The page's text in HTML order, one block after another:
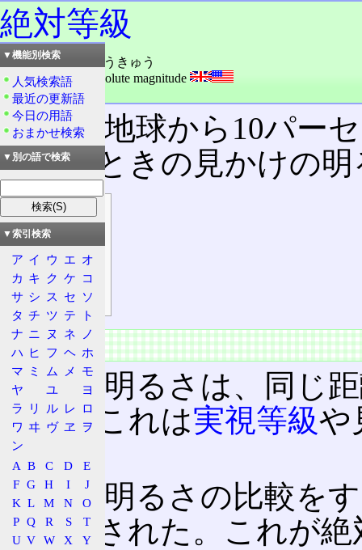
絶対等級
読み：ぜったいとうきゅう
外語：A. Mag.: absolute magnitude
品詞：名詞
天体が地球から10パー
定したときの見かけの
目次
概要
特徴
計算方法
順位
概要
天体の明るさは、同じ
える。これは実視等級や
る。
天体の明るさの比較を
が定義された。これが
▼機能別検索
人気検索語
最近の更新語
今日の用語
おまかせ検索
▼別の語で検索
▼索引検索
ア イ ウ エ オ
カ キ ク ケ コ
サ シ ス セ ソ
タ チ ツ テ
ト
ナ ニ ヌ ネ
ノ
ハ ヒ フ ヘ ホ
マ ミ ム メ
モ
ヤ
ユ
ヨ
ラ
リ ル レ ロ
ワ ヰ ヴ ヱ
ヲ
ン
A B C D
E
F G H I
J
K L M N
O
P Q R S
T
U V W X
Y